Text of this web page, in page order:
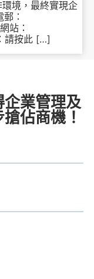
境，最終實現企
：
站：
請按此 […]
業管理及
佔商機！